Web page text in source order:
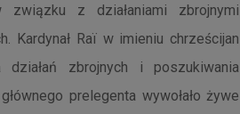
z działaniami zbrojnymi
Kardynał Raï w imieniu chrześcijan
zbrojnych i poszukiwania
prelegenta wywołało żywe